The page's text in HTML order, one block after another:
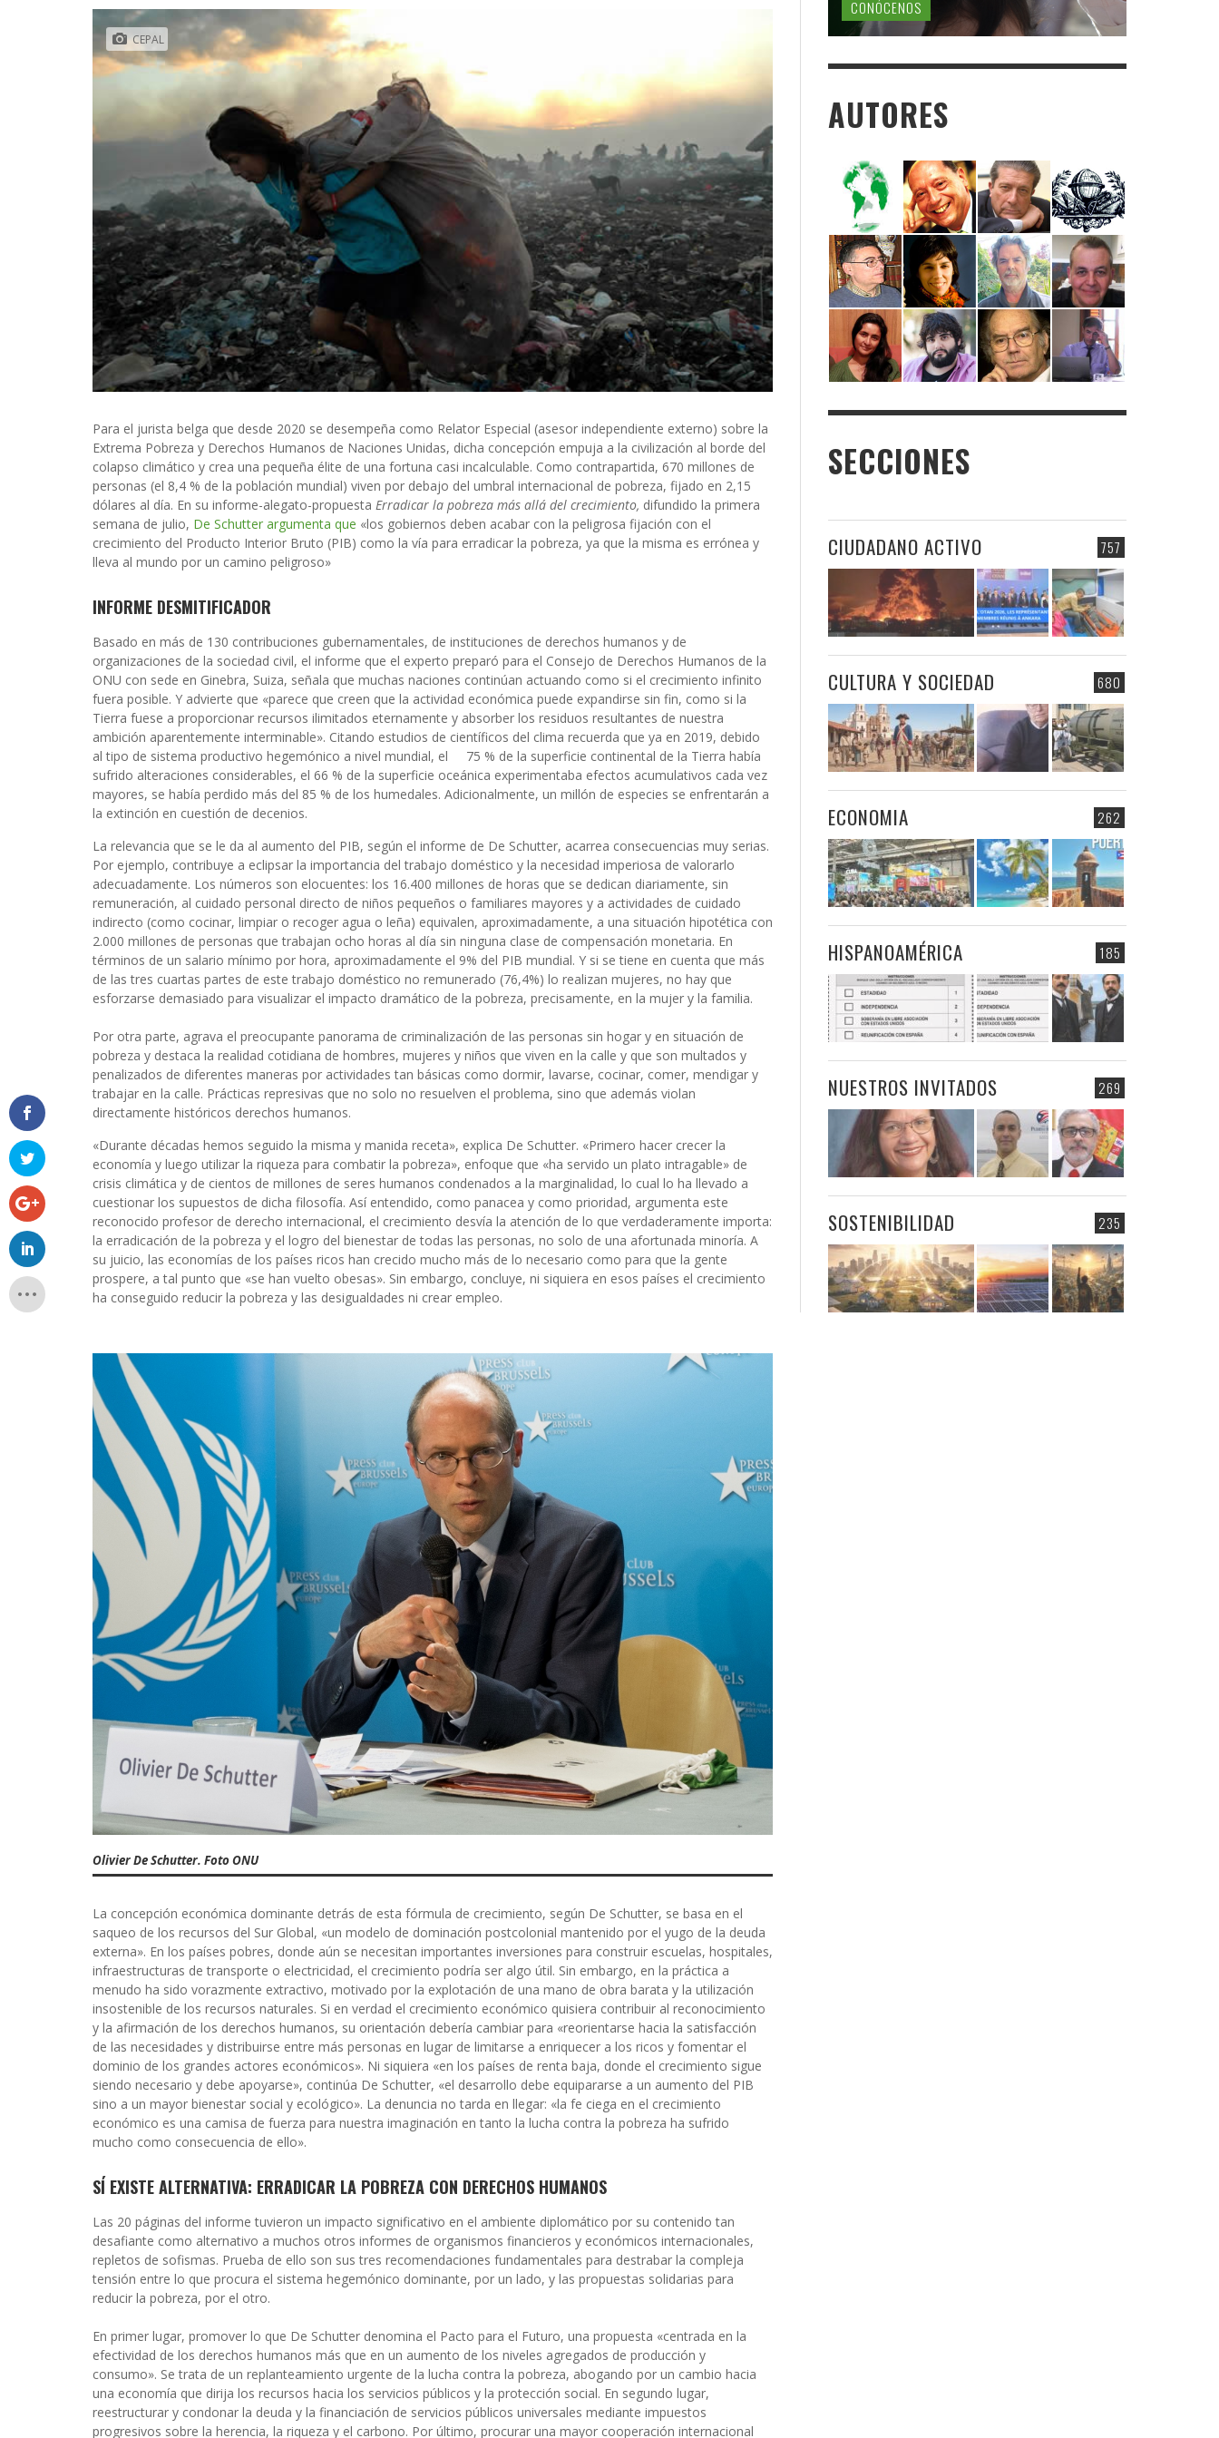
CEPAL
Para el jurista belga que desde 2020 se desempeña como Relator Especial (asesor independiente externo) sobre la
Extrema Pobreza y Derechos Humanos de Naciones Unidas, dicha concepción empuja a la civilización al borde del
colapso climático y crea una pequeña élite de una fortuna casi incalculable. Como contrapartida, 670 millones de
personas (el 8,4 % de la población mundial) viven por debajo del umbral internacional de pobreza, fijado en 2,15
dólares al día. En su informe-alegato-propuesta Erradicar la pobreza más allá del crecimiento, difundido la primera
semana de julio, De Schutter argumenta que «los gobiernos deben acabar con la peligrosa fijación con el
crecimiento del Producto Interior Bruto (PIB) como la vía para erradicar la pobreza, ya que la misma es errónea y
lleva al mundo por un camino peligroso»
INFORME DESMITIFICADOR
Basado en más de 130 contribuciones gubernamentales, de instituciones de derechos humanos y de
organizaciones de la sociedad civil, el informe que el experto preparó para el Consejo de Derechos Humanos de la
ONU con sede en Ginebra, Suiza, señala que muchas naciones continúan actuando como si el crecimiento infinito
fuera posible. Y advierte que «parece que creen que la actividad económica puede expandirse sin fin, como si la
Tierra fuese a proporcionar recursos ilimitados eternamente y absorber los residuos resultantes de nuestra
ambición aparentemente interminable». Citando estudios de científicos del clima recuerda que ya en 2019, debido
al tipo de sistema productivo hegemónico a nivel mundial, el 75 % de la superficie continental de la Tierra había
sufrido alteraciones considerables, el 66 % de la superficie oceánica experimentaba efectos acumulativos cada vez
mayores, se había perdido más del 85 % de los humedales. Adicionalmente, un millón de especies se enfrentarán a
la extinción en cuestión de decenios.
La relevancia que se le da al aumento del PIB, según el informe de De Schutter, acarrea consecuencias muy serias.
Por ejemplo, contribuye a eclipsar la importancia del trabajo doméstico y la necesidad imperiosa de valorarlo
adecuadamente. Los números son elocuentes: los 16.400 millones de horas que se dedican diariamente, sin
remuneración, al cuidado personal directo de niños pequeños o familiares mayores y a actividades de cuidado
indirecto (como cocinar, limpiar o recoger agua o leña) equivalen, aproximadamente, a una situación hipotética con
2.000 millones de personas que trabajan ocho horas al día sin ninguna clase de compensación monetaria. En
términos de un salario mínimo por hora, aproximadamente el 9% del PIB mundial. Y si se tiene en cuenta que más
de las tres cuartas partes de este trabajo doméstico no remunerado (76,4%) lo realizan mujeres, no hay que
esforzarse demasiado para visualizar el impacto dramático de la pobreza, precisamente, en la mujer y la familia.
Por otra parte, agrava el preocupante panorama de criminalización de las personas sin hogar y en situación de
pobreza y destaca la realidad cotidiana de hombres, mujeres y niños que viven en la calle y que son multados y
penalizados de diferentes maneras por actividades tan básicas como dormir, lavarse, cocinar, comer, mendigar y
trabajar en la calle. Prácticas represivas que no solo no resuelven el problema, sino que además violan
directamente históricos derechos humanos.
«Durante décadas hemos seguido la misma y manida receta», explica De Schutter. «Primero hacer crecer la
economía y luego utilizar la riqueza para combatir la pobreza», enfoque que «ha servido un plato intragable» de
crisis climática y de cientos de millones de seres humanos condenados a la marginalidad, lo cual lo ha llevado a
cuestionar los supuestos de dicha filosofía. Así entendido, como panacea y como prioridad, argumenta este
reconocido profesor de derecho internacional, el crecimiento desvía la atención de lo que verdaderamente importa:
la erradicación de la pobreza y el logro del bienestar de todas las personas, no solo de una afortunada minoría. A
su juicio, las economías de los países ricos han crecido mucho más de lo necesario como para que la gente
prospere, a tal punto que «se han vuelto obesas». Sin embargo, concluye, ni siquiera en esos países el crecimiento
ha conseguido reducir la pobreza y las desigualdades ni crear empleo.
Olivier De Schutter. Foto ONU
La concepción económica dominante detrás de esta fórmula de crecimiento, según De Schutter, se basa en el
saqueo de los recursos del Sur Global, «un modelo de dominación postcolonial mantenido por el yugo de la deuda
externa». En los países pobres, donde aún se necesitan importantes inversiones para construir escuelas, hospitales,
infraestructuras de transporte o electricidad, el crecimiento podría ser algo útil. Sin embargo, en la práctica a
menudo ha sido vorazmente extractivo, motivado por la explotación de una mano de obra barata y la utilización
insostenible de los recursos naturales. Si en verdad el crecimiento económico quisiera contribuir al reconocimiento
y la afirmación de los derechos humanos, su orientación debería cambiar para «reorientarse hacia la satisfacción
de las necesidades y distribuirse entre más personas en lugar de limitarse a enriquecer a los ricos y fomentar el
dominio de los grandes actores económicos». Ni siquiera «en los países de renta baja, donde el crecimiento sigue
siendo necesario y debe apoyarse», continúa De Schutter, «el desarrollo debe equipararse a un aumento del PIB
sino a un mayor bienestar social y ecológico». La denuncia no tarda en llegar: «la fe ciega en el crecimiento
económico es una camisa de fuerza para nuestra imaginación en tanto la lucha contra la pobreza ha sufrido
mucho como consecuencia de ello».
SÍ EXISTE ALTERNATIVA: ERRADICAR LA POBREZA CON DERECHOS HUMANOS
Las 20 páginas del informe tuvieron un impacto significativo en el ambiente diplomático por su contenido tan
desafiante como alternativo a muchos otros informes de organismos financieros y económicos internacionales,
repletos de sofismas. Prueba de ello son sus tres recomendaciones fundamentales para destrabar la compleja
tensión entre lo que procura el sistema hegemónico dominante, por un lado, y las propuestas solidarias para
reducir la pobreza, por el otro.
En primer lugar, promover lo que De Schutter denomina el Pacto para el Futuro, una propuesta «centrada en la
efectividad de los derechos humanos más que en un aumento de los niveles agregados de producción y
consumo». Se trata de un replanteamiento urgente de la lucha contra la pobreza, abogando por un cambio hacia
una economía que dirija los recursos hacia los servicios públicos y la protección social. En segundo lugar,
reestructurar y condonar la deuda y la financiación de servicios públicos universales mediante impuestos
progresivos sobre la herencia, la riqueza y el carbono. Por último, procurar una mayor cooperación internacional
CONÓCENOS
AUTORES
SECCIONES
757
CIUDADANO ACTIVO
680
CULTURA Y SOCIEDAD
262
ECONOMIA
185
HISPANOAMÉRICA
269
NUESTROS INVITADOS
235
SOSTENIBILIDAD